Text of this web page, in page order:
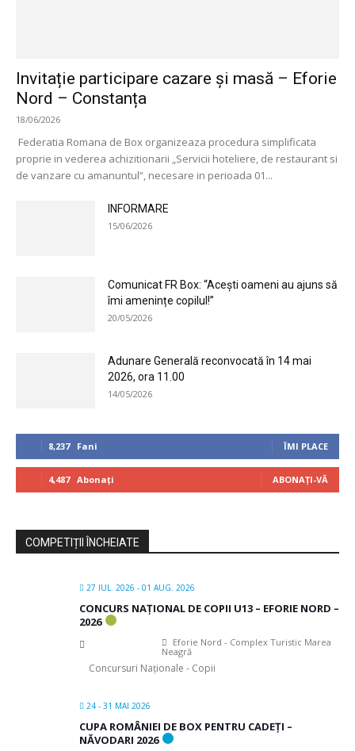
Invitație participare cazare și masă – Eforie
Nord – Constanța
18/06/2026
Federatia Romana de Box organizeaza procedura simplificata
proprie in vederea achizitionarii „Servicii hoteliere, de restaurant si
de vanzare cu amanuntul”, necesare in perioada 01...
INFORMARE
15/06/2026
Comunicat FR Box: “Acești oameni au ajuns să
îmi amenințe copilul!”
20/05/2026
Adunare Generală reconvocată în 14 mai
2026, ora 11.00
14/05/2026
8,237 Fani ÎMI PLACE
4,487 Abonați ABONAȚI-VĂ
COMPETIȚII ÎNCHEIATE
27 IUL. 2026 - 01 AUG. 2026
CONCURS NAȚIONAL DE COPII U13 – EFORIE NORD –
2026
Eforie Nord - Complex Turistic Marea
Neagră
Concursuri Naționale - Copii
24 - 31 MAI 2026
CUPA ROMÂNIEI DE BOX PENTRU CADEȚI –
NĂVODARI 2026